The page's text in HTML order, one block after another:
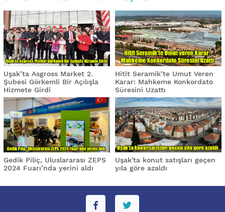
Uşak’ta Asgross Market 2.
Şubesi Görkemli Bir Açılışla
Hizmete Girdi
Hitit Seramik’te Umut Veren
Karar: Mahkeme Konkordato
Süresini Uzattı
Gedik Piliç, Uluslararası ZEPS
2024 Fuarı’nda yerini aldı
Uşak'ta konut satışları geçen
yıla göre azaldı